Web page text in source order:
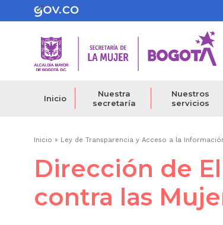
al
contenido
Inicio
Nuestra
secretaría
Nuestros
servicios
Ruta
de
navegación
Inicio Ley de Transparencia y Acceso a la
Dirección de
contra las